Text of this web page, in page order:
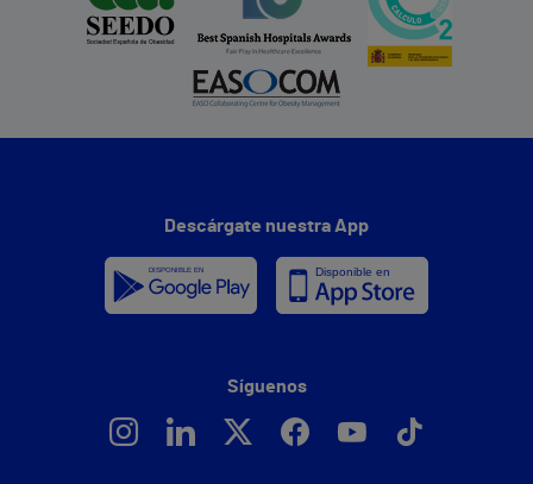
Descárgate nuestra App
Síguenos